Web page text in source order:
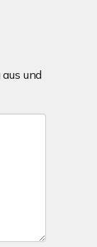
und